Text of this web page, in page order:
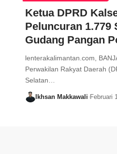
Ketua DPRD
Peluncuran 1.779
Gudang Pangan
lenterakalimantan.com,
Perwakilan Rakyat Daerah
Selatan…
Ikhsan Makkawali Februari